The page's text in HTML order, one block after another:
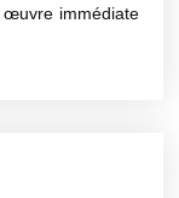
œuvre immédiate